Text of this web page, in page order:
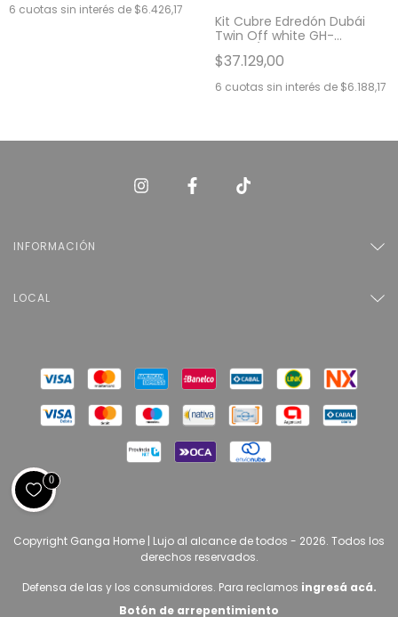
6 cuotas sin interés de $6.426,17
Kit Cubre Edredón Dubái
Twin Off white GH-
$37.129,00
6 cuotas sin interés de $6.188,17
INFORMACIÓN
LOCAL
Copyright Ganga Home | Lujo al alcance de todos - 2026. Todos los
derechos reservados.
Defensa de las y los consumidores. Para reclamos ingresá acá.
Botón de arrepentimiento
0